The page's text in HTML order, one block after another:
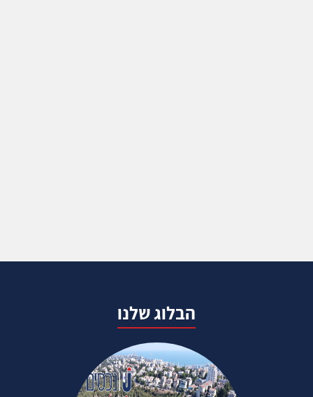
הבלוג שלנו